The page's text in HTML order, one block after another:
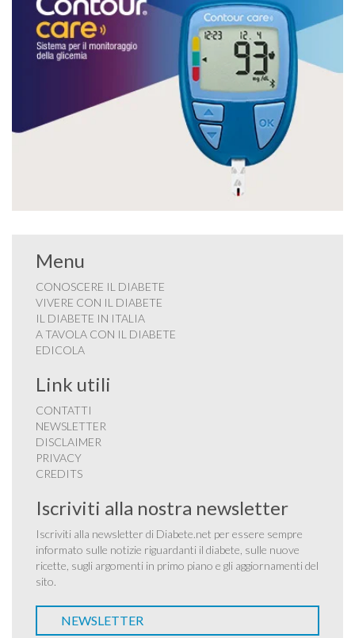
Menu
CONOSCERE IL DIABETE
VIVERE CON IL DIABETE
IL DIABETE IN ITALIA
A TAVOLA CON IL DIABETE
EDICOLA
Link utili
CONTATTI
NEWSLETTER
DISCLAIMER
PRIVACY
CREDITS
Iscriviti alla nostra newsletter
Iscriviti alla newsletter di Diabete.net per essere sempre
informato sulle notizie riguardanti il diabete, sulle nuove
ricette, sugli argomenti in primo piano e gli aggiornamenti del
sito.
NEWSLETTER